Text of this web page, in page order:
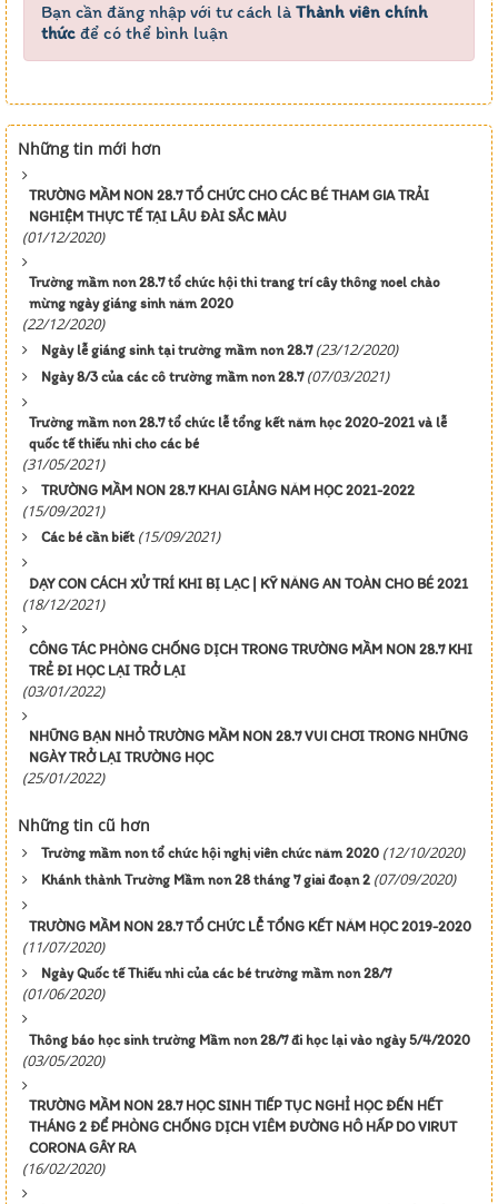
Bạn cần đăng nhập với tư cách là Thành viên chính
thức để có thể bình luận
Những tin mới hơn
TRƯỜNG MẦM NON 28.7 TỔ CHỨC CHO CÁC BÉ THAM GIA TRẢI
NGHIỆM THỰC TẾ TẠI LÂU ĐÀI SẮC MÀU
(01/12/2020)
Trường mầm non 28.7 tổ chức hội thi trang trí cây thông noel chào
mừng ngày giáng sinh năm 2020
(22/12/2020)
Ngày lễ giáng sinh tại trường mầm non 28.7 (23/12/2020)
Ngày 8/3 của các cô trường mầm non 28.7 (07/03/2021)
Trường mầm non 28.7 tổ chức lễ tổng kết năm học 2020-2021 và lễ
quốc tế thiếu nhi cho các bé
(31/05/2021)
TRƯỜNG MẦM NON 28.7 KHAI GIẢNG NĂM HỌC 2021-2022
(15/09/2021)
Các bé cần biết (15/09/2021)
DẠY CON CÁCH XỬ TRÍ KHI BỊ LẠC | KỸ NĂNG AN TOÀN CHO BÉ 2021
(18/12/2021)
CÔNG TÁC PHÒNG CHỐNG DỊCH TRONG TRƯỜNG MẦM NON 28.7 KHI
TRẺ ĐI HỌC LẠI TRỞ LẠI
(03/01/2022)
NHỮNG BẠN NHỎ TRƯỜNG MẦM NON 28.7 VUI CHƠI TRONG NHỮNG
NGÀY TRỞ LẠI TRƯỜNG HỌC
(25/01/2022)
Những tin cũ hơn
Trường mầm non tổ chức hội nghị viên chức năm 2020 (12/10/2020)
Khánh thành Trường Mầm non 28 tháng 7 giai đoạn 2 (07/09/2020)
TRƯỜNG MẦM NON 28.7 TỔ CHỨC LỄ TỔNG KẾT NĂM HỌC 2019-2020
(11/07/2020)
Ngày Quốc tế Thiếu nhi của các bé trường mầm non 28/7
(01/06/2020)
Thông báo học sinh trường Mầm non 28/7 đi học lại vào ngày 5/4/2020
(03/05/2020)
TRƯỜNG MẦM NON 28.7 HỌC SINH TIẾP TỤC NGHỈ HỌC ĐẾN HẾT
THÁNG 2 ĐỂ PHÒNG CHỐNG DỊCH VIÊM ĐƯỜNG HÔ HẤP DO VIRUT
CORONA GÂY RA
(16/02/2020)